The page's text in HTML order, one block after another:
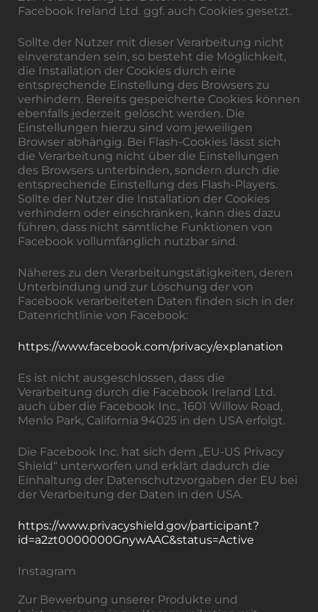
Facebook Ireland Ltd. ggf. auch Cookies gesetzt.
Sollte der Nutzer mit dieser Verarbeitung nicht
einverstanden sein, so besteht die Möglichkeit,
die Installation der Cookies durch eine
entsprechende Einstellung des Browsers zu
verhindern. Bereits gespeicherte Cookies können
ebenfalls jederzeit gelöscht werden. Die
Einstellungen hierzu sind vom jeweiligen
Browser abhängig. Bei Flash-Cookies lässt sich
die Verarbeitung nicht über die Einstellungen
des Browsers unterbinden, sondern durch die
entsprechende Einstellung des Flash-Players.
Sollte der Nutzer die Installation der Cookies
verhindern oder einschränken, kann dies dazu
führen, dass nicht sämtliche Funktionen von
Facebook vollumfänglich nutzbar sind.
Näheres zu den Verarbeitungstätigkeiten, deren
Unterbindung und zur Löschung der von
Facebook verarbeiteten Daten finden sich in der
Datenrichtlinie von Facebook:
https://www.facebook.com/privacy/explanation
Es ist nicht ausgeschlossen, dass die
Verarbeitung durch die Facebook Ireland Ltd.
auch über die Facebook Inc., 1601 Willow Road,
Menlo Park, California 94025 in den USA erfolgt.
Die Facebook Inc. hat sich dem „EU-US Privacy
Shield“ unterworfen und erklärt dadurch die
Einhaltung der Datenschutzvorgaben der EU bei
der Verarbeitung der Daten in den USA.
https://www.privacyshield.gov/participant?
id=a2zt0000000GnywAAC&status=Active
Instagram
Zur Bewerbung unserer Produkte und